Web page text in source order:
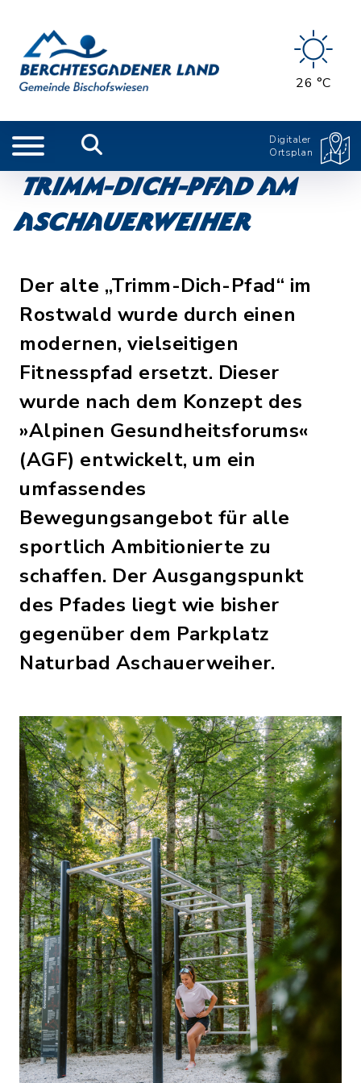
26 °C
Digitaler
Ortsplan
Trimm-Dich-Pfad am
Aschauerweiher
Der alte „Trimm-Dich-Pfad“ im
Rostwald wurde durch einen
modernen, vielseitigen
Fitnesspfad ersetzt. Dieser
wurde nach dem Konzept des
»Alpinen Gesundheitsforums«
(AGF) entwickelt, um ein
umfassendes
Bewegungsangebot für alle
sportlich Ambitionierte zu
schaffen. Der Ausgangspunkt
des Pfades liegt wie bisher
gegenüber dem Parkplatz
Naturbad Aschauerweiher.